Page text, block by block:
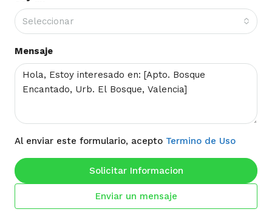
Seleccionar
Mensaje
Al enviar este formulario, acepto Termino de Uso
Solicitar Informacion
Enviar un mensaje